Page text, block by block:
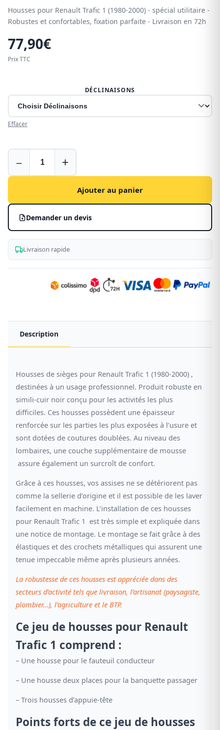
Housses pour Renault Trafic 1 (1980-2000) - spécial utilitaire -
Robustes et confortables, fixation parfaite - Livraison en 72h
77,90€
Prix TTC
DÉCLINAISONS
Effacer
pour
Renault
1
(1980-
− +
Ajouter au panier
Demander un devis
Livraison rapide
Description
Housses de sièges pour Renault Trafic 1 (1980-2000) ,
destinées à un usage professionnel. Produit robuste en
simili-cuir noir conçu pour les activités les plus
difficiles. Ces housses possèdent une épaisseur
renforcée sur les parties les plus exposées à l’usure et
sont dotées de coutures doublées. Au niveau des
lombaires, une couche supplémentaire de mousse
assure également un surcroît de confort.
Grâce à ces housses, vos assises ne se détériorent pas
comme la sellerie d’origine et il est possible de les laver
facilement en machine. L’installation de ces housses
pour Renault Trafic 1 est très simple et expliquée dans
une notice de montage. Le montage se fait grâce à des
élastiques et des crochets métalliques qui assurent une
tenue impeccable même après plusieurs années.
La robustesse de ces housses est appréciée dans des
secteurs d’activité tels que livraison, l’artisanat (paysagiste,
plombier…), l’agriculture et le BTP.
Ce jeu de housses pour Renault
Trafic 1 comprend :
– Une housse pour le fauteuil conducteur
– Une housse deux places pour la banquette passager
– Trois housses d’appuie-tête
Points forts de ce jeu de housses